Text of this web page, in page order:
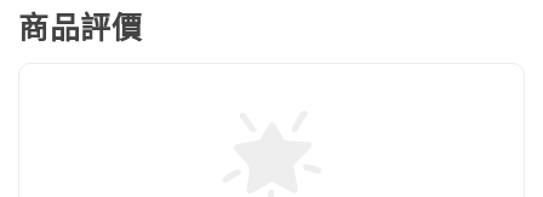
商品評價